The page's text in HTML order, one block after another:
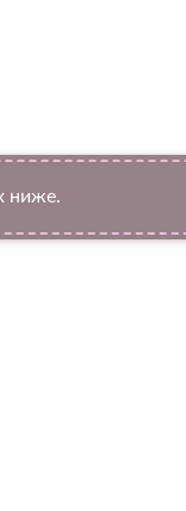
ниже.